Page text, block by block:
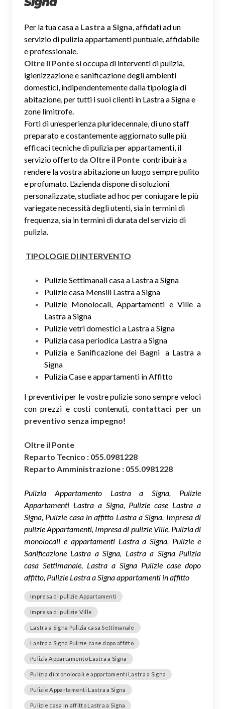
Per la tua casa a Lastra a Signa, affidati ad un
servizio di pulizia appartamenti puntuale, affidabile
e professionale.
Oltre il Pontesi occupa di interventi di pulizia,
igienizzazione e sanificazione degli ambienti
domestici, indipendentemente dalla tipologia di
abitazione, per tutti i suoi clienti in Lastra a Signa e
zone limitrofe.
Forti di un’esperienza pluridecennale, di uno staff
preparato e costantemente aggiornato sulle più
efficaci tecniche di pulizia per appartamenti, il
servizio offerto da Oltre il Ponte contribuirà a
rendere la vostra abitazione un luogo sempre pulito
e profumato. L’azienda dispone di soluzioni
personalizzate, studiate ad hoc per coniugare le più
variegate necessità degli utenti, sia in termini di
frequenza, sia in termini di durata del servizio di
pulizia.
TIPOLOGIE DI INTERVENTO
Pulizie Settimanali casa a Lastra a Signa
Pulizie casa Mensili Lastra a Signa
Pulizie Monolocali, Appartamenti e Ville a
Lastra a Signa
Pulizie vetri domestici a Lastra a Signa
Pulizia casa periodica Lastra a Signa
Pulizia e Sanificazione dei Bagni a Lastra a
Signa
Pulizia Case e appartamenti in Affitto
I preventivi per le vostre pulizie sono sempre veloci
con prezzi e costi contenuti, contattaci per un
preventivo senza impegno!
Oltre il Ponte
Reparto Tecnico : 055.0981228
Reparto Amministrazione : 055.0981228
Pulizia Appartamento Lastra a Signa, Pulizie
Appartamenti Lastra a Signa, Pulizie case Lastra a
Signa, Pulizie casa in affitto Lastra a Signa, Impresa di
pulizie Appartamenti, Impresa di pulizie Ville, Pulizia di
monolocali e appartamenti Lastra a Signa, Pulizie e
Sanificazione Lastra a Signa, Lastra a Signa Pulizia
casa Settimanale, Lastra a Signa Pulizie case dopo
affitto, Pulizie Lastra a Signa appartamenti in affitto
Impresa di pulizie Appartamenti
Impresa di pulizie Ville
Lastra a Signa Pulizia casa Settimanale
Lastra a Signa Pulizie case dopo affitto
Pulizia Appartamento Lastra a Signa
Pulizia di monolocali e appartamenti Lastra a Signa
Pulizie Appartamenti Lastra a Signa
Pulizie casa in affitto Lastra a Signa